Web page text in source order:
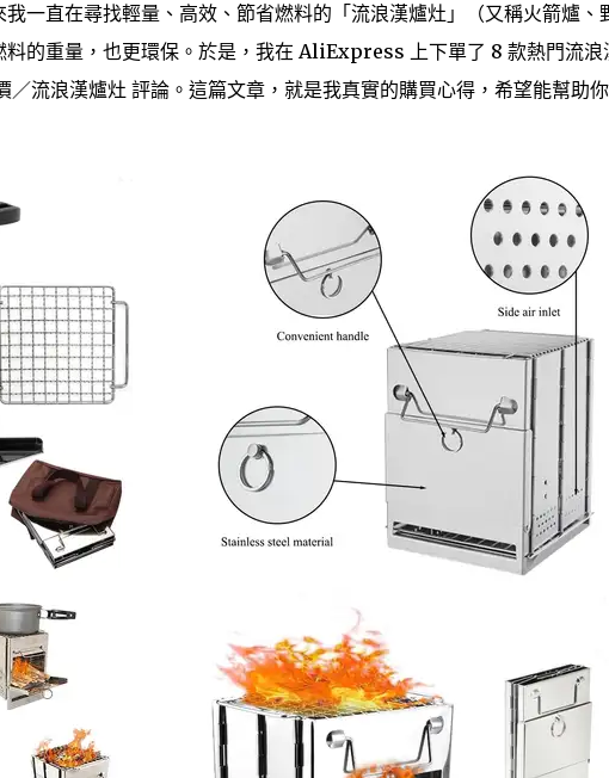
一直在尋找輕量、高效、節省燃料的「流浪漢爐灶」（又稱火箭爐、
料的重量，也更環保。於是，我在 AliExpress 上下單了 8 款熱門流浪
／流浪漢爐灶 評論。這篇文章，就是我真實的購買心得，希望能幫助